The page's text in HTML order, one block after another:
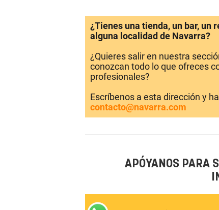
¿Tienes una tienda, un bar, un
alguna localidad de Navarra?
¿Quieres salir en nuestra
conozcan todo lo que ofreces
profesionales?
Escríbenos a esta dirección y
contacto@navarra.com
APÓYANOS PARA